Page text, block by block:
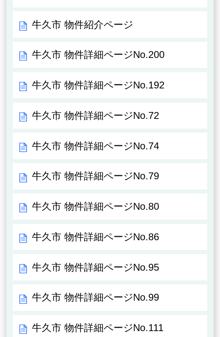
牛久市 物件紹介ページ
牛久市 物件詳細ページNo.200
牛久市 物件詳細ページNo.192
牛久市 物件詳細ページNo.72
牛久市 物件詳細ページNo.74
牛久市 物件詳細ページNo.79
牛久市 物件詳細ページNo.80
牛久市 物件詳細ページNo.86
牛久市 物件詳細ページNo.95
牛久市 物件詳細ページNo.99
牛久市 物件詳細ページNo.111